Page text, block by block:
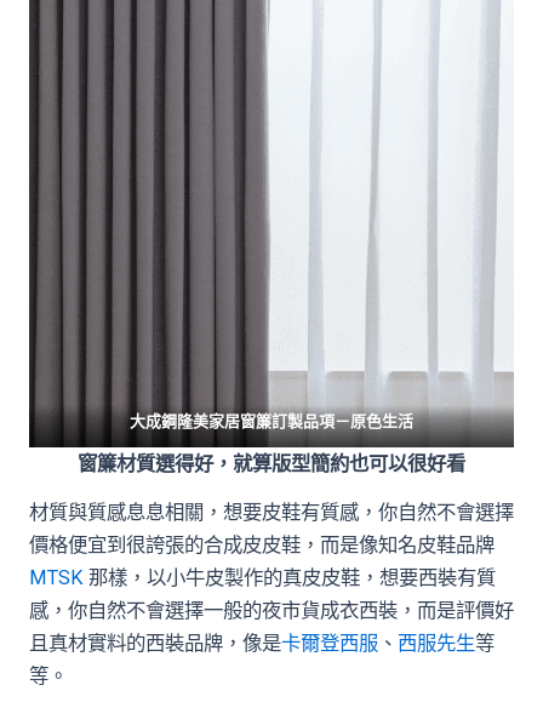
大成鋼隆美家居窗簾訂製品項－原色生活
窗簾材質選得好，就算版型簡約也可以很好看
材質與質感息息相關，想要皮鞋有質感，你自然不會選擇
價格便宜到很誇張的合成皮皮鞋，而是像知名皮鞋品牌
MTSK 那樣，以小牛皮製作的真皮皮鞋，想要西裝有質
感，你自然不會選擇一般的夜市貨成衣西裝，而是評價好
且真材實料的西裝品牌，像是卡爾登西服、 西服先生等
等。